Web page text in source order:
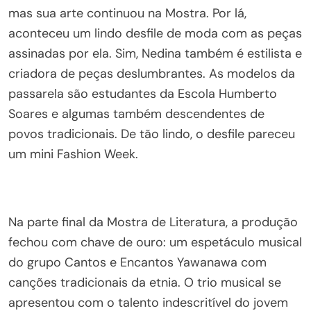
mas sua arte continuou na Mostra. Por lá,
aconteceu um lindo desfile de moda com as peças
assinadas por ela. Sim, Nedina também é estilista e
criadora de peças deslumbrantes. As modelos da
passarela são estudantes da Escola Humberto
Soares e algumas também descendentes de
povos tradicionais. De tão lindo, o desfile pareceu
um mini Fashion Week.
Na parte final da Mostra de Literatura, a produção
fechou com chave de ouro: um espetáculo musical
do grupo Cantos e Encantos Yawanawa com
canções tradicionais da etnia. O trio musical se
apresentou com o talento indescritível do jovem